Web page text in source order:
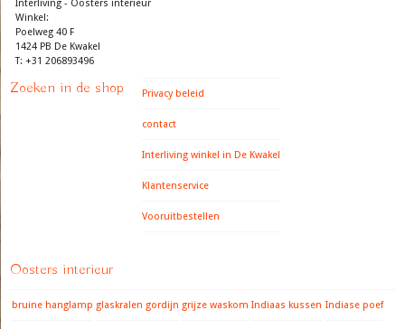
Interliving - Oosters interieur
Winkel:
Poelweg 40 F
1424 PB De Kwakel
T: +31 206893496
Zoeken in de shop Privacy beleid
contact
Interliving winkel in De Kwakel
Klantenservice
Vooruitbestellen
Oosters interieur
bruine hanglamp glaskralen gordijn grijze waskom Indiaas kussen Indiase poef